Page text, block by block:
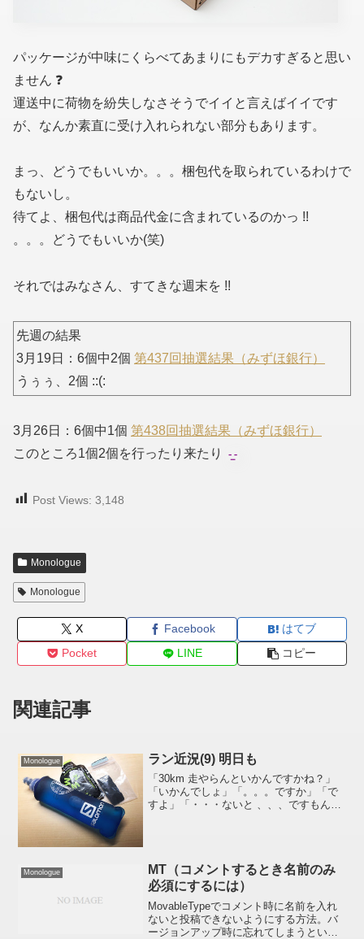
パッケージが中味にくらべてあまりにもデカすぎると思い
ません ❓
運送中に荷物を紛失しなさそうでイイと言えばイイです
が、なんか素直に受け入れられない部分もあります。
まっ、どうでもいいか。。。梱包代を取られているわけで
もないし。
待てよ、梱包代は商品代金に含まれているのかっ !!
。。。どうでもいいか(笑)
それではみなさん、すてきな週末を !!
先週の結果
3月19日：6個中2個 第437回抽選結果（みずほ銀行）
うぅぅ、2個 ::(:
3月26日：6個中1個 第438回抽選結果（みずほ銀行）
このところ1個2個を行ったり来たり
Post Views: 3,148
Monologue
Monologue
X Facebook
はてブ
Pocket
LINE コピー
関連記事
Monologue ラン近況(9) 明日も
「30km 走やらんといかんですかね？」
「いかんでしょ」「。。。ですか」「で
すよ」「・・・ないと 、、、ですもん
Monologue
MT（コメントするとき名前のみ
必須にするには）
MovableTypeでコメント時に名前を入れ
ないと投稿できないようにする方法。バ
ージョンアップ時に忘れてしまうといけ